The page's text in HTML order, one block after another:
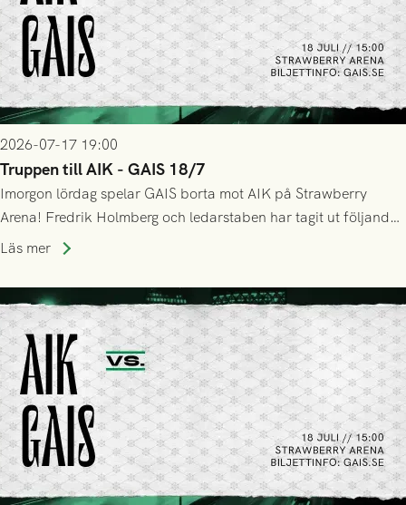
2026-07-17 19:00
Truppen till AIK - GAIS 18/7
Imorgon lördag spelar GAIS borta mot AIK på Strawberry
Arena! Fredrik Holmberg och ledarstaben har tagit ut följande
trupp till matchen:
Läs mer